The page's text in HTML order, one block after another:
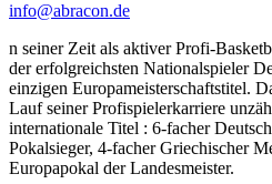
info@abracon.de
n seiner Zeit als aktiver Profi-
der erfolgreichsten Nationalspieler
einzigen Europameisterschaftstitel.
Lauf seiner Profispielerkarriere
internationale Titel : 6-facher
Pokalsieger, 4-facher Griechischer
Europapokal der Landesmeister.